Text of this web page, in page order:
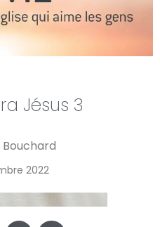
Jésus 3
Bouchard
2022